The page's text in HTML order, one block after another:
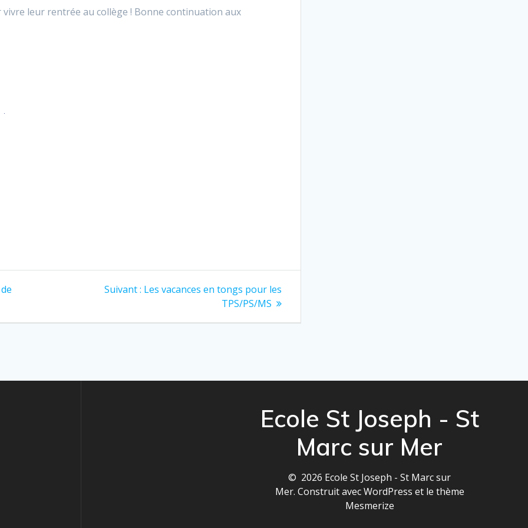
leur rentrée au collège ! Bonne continuation aux
Suivant : Les vacances en tongs pour les
TPS/PS/MS
Ecole St Joseph - St
Marc sur Mer
© 2026 Ecole St Joseph - St Marc sur
Mer. Construit avec WordPress et le thème
Mesmerize